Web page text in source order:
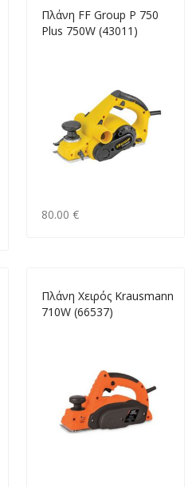
Πλάνη FF Group P 750
Plus 750W (43011)
80.00 €
Πλάνη Χειρός Krausmann
710W (66537)